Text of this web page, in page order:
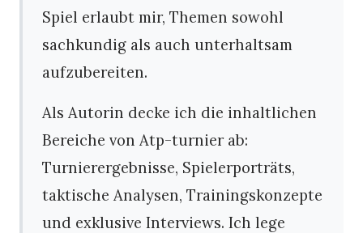
Spiel erlaubt mir, Themen sowohl
sachkundig als auch unterhaltsam
aufzubereiten.
Als Autorin decke ich die inhaltlichen
Bereiche von Atp-turnier ab:
Turnierergebnisse, Spielerporträts,
taktische Analysen, Trainingskonzepte
und exklusive Interviews. Ich lege